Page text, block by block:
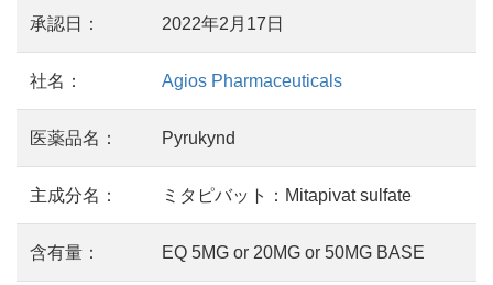
承認日： 2022年2月17日
社名： Agios Pharmaceuticals
医薬品名： Pyrukynd
主成分名： ミタピバット：Mitapivat sulfate
含有量： EQ 5MG or 20MG or 50MG BASE